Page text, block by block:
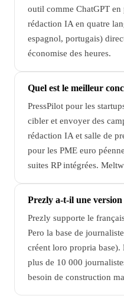
outil comme ChatGPT
rédaction IA en quatre
espagnol, portugais)
économise des heures.
Quel est le meilleur
PressPilot pour les
cibler et envoyer des
rédaction IA et salle de
pour les PME euro
suites RP intégrées.
Prezly a-t-il une version
Prezly supporte le
Pero la base de
créent loro propria base).
plus de 10 000
besoin de construction